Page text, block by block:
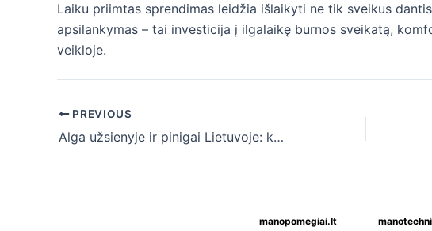
Laiku priimtas sprendimas leidžia išlaikyti ne tik sveikus
apsilankymas – tai investicija į ilgalaikę burnos sveikatą,
veikloje.
Post
navigation
PREVIOUS
Alga užsienyje ir pinigai Lietuvoje: kaip susitvarkyti, kad kuo mažiau prarastum per kursą ir mokesčius
manopomegiai.lt